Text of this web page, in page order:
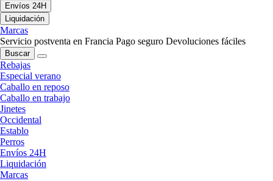
Envíos 24H
Liquidación
Marcas
Servicio postventa en Francia Pago seguro Devoluciones fáciles
Buscar
Rebajas
Especial verano
Caballo en reposo
Caballo en trabajo
Jinetes
Occidental
Establo
Perros
Envíos 24H
Liquidación
Marcas